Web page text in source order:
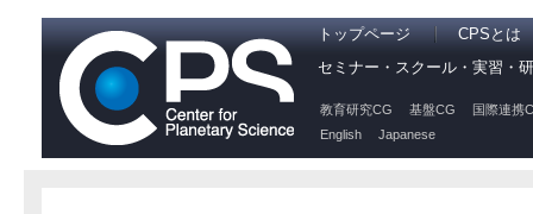
トップページ
CPSとは
セミナー・スクール・実習・
教育研究CG 基盤CG
国際連携
English
Japanese